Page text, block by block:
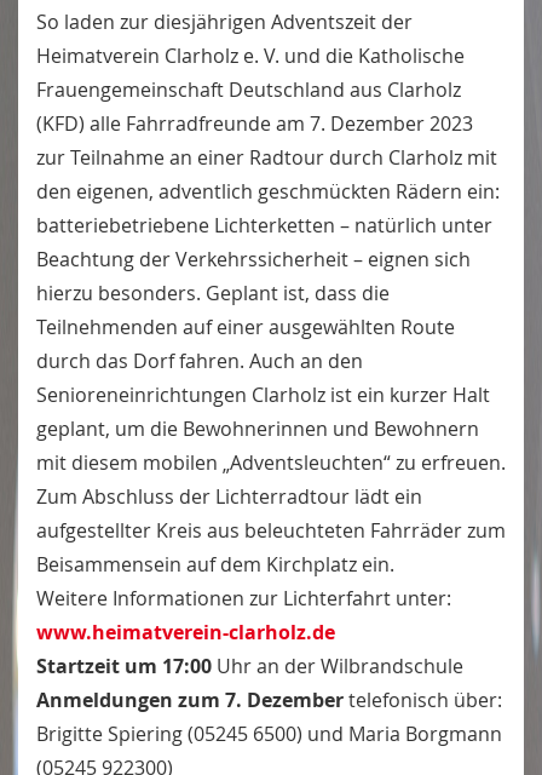
So laden zur diesjährigen Adventszeit der
Heimatverein Clarholz e. V. und die Katholische
Frauengemeinschaft Deutschland aus Clarholz
(KFD) alle Fahrradfreunde am 7. Dezember 2023
zur Teilnahme an einer Radtour durch Clarholz mit
den eigenen, adventlich geschmückten Rädern ein:
batteriebetriebene Lichterketten – natürlich unter
Beachtung der Verkehrssicherheit – eignen sich
hierzu besonders. Geplant ist, dass die
Teilnehmenden auf einer ausgewählten Route
durch das Dorf fahren. Auch an den
Senioreneinrichtungen Clarholz ist ein kurzer Halt
geplant, um die Bewohnerinnen und Bewohnern
mit diesem mobilen „Adventsleuchten“ zu erfreuen.
Zum Abschluss der Lichterradtour lädt ein
aufgestellter Kreis aus beleuchteten Fahrräder zum
Beisammensein auf dem Kirchplatz ein.
Weitere Informationen zur Lichterfahrt unter:
www.heimatverein-clarholz.de
Startzeit um 17:00 Uhr an der Wilbrandschule
Anmeldungen zum 7. Dezembertelefonisch über:
Brigitte Spiering (05245 6500) und Maria Borgmann
(05245 922300)